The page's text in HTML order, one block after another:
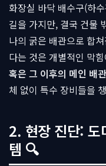
화장실 바닥 배수구(하
길을 가지만, 결국 건물
나의 굵은 배관으로 합
다는 것은 개별적인 막
혹은 그 이후의 메인 배
체 없이 특수 장비들을
2. 현장 진단: 도
템 🔍